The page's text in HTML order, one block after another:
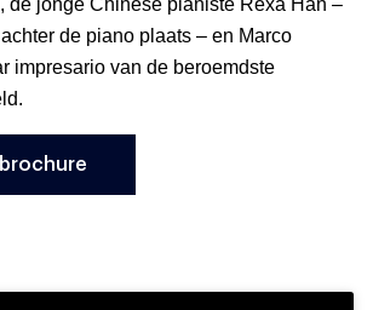
de piano plaats – en Marco
impresario van de beroemdste